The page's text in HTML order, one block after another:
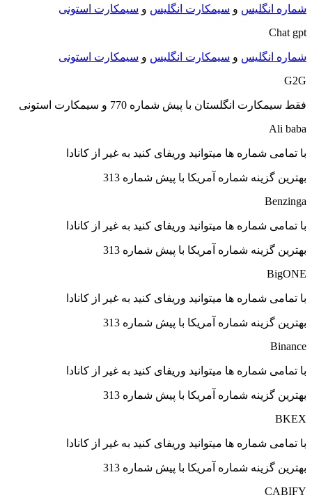
شماره انگلیس و سیمکارت انگلیس و سیمکارت استونی
Chat gpt
شماره انگلیس و سیمکارت انگلیس و سیمکارت استونی
G2G
فقط سیمکارت انگلستان با پیش شماره 770 و سیمکارت استونی
Ali baba
با تمامی شماره ها میتوانید وریفای کنید به غیر از کانادا
بهترین گزینه شماره آمریکا با پیش شماره 313
Benzinga
با تمامی شماره ها میتوانید وریفای کنید به غیر از کانادا
بهترین گزینه شماره آمریکا با پیش شماره 313
BigONE
با تمامی شماره ها میتوانید وریفای کنید به غیر از کانادا
بهترین گزینه شماره آمریکا با پیش شماره 313
Binance
با تمامی شماره ها میتوانید وریفای کنید به غیر از کانادا
بهترین گزینه شماره آمریکا با پیش شماره 313
BKEX
با تمامی شماره ها میتوانید وریفای کنید به غیر از کانادا
بهترین گزینه شماره آمریکا با پیش شماره 313
CABIFY